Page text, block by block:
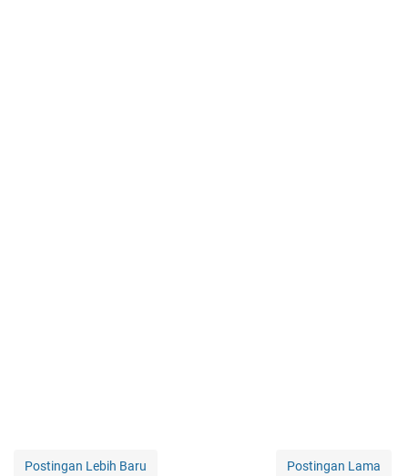
Postingan Lebih Baru Postingan Lama